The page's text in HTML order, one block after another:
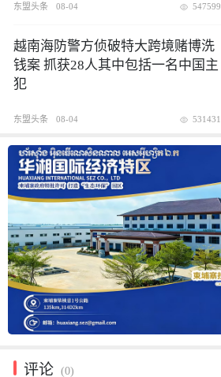
东盟头条 08-04 547599
越南海防警方侦破特大跨境赌博洗
钱案 抓获28人其中包括一名中国主
犯
东盟头条 08-04 531431
评论 (0)